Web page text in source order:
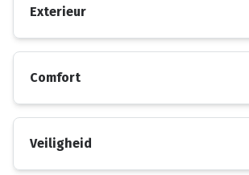
Exterieur
Comfort
Veiligheid